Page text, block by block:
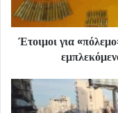
Έτοιμοι για